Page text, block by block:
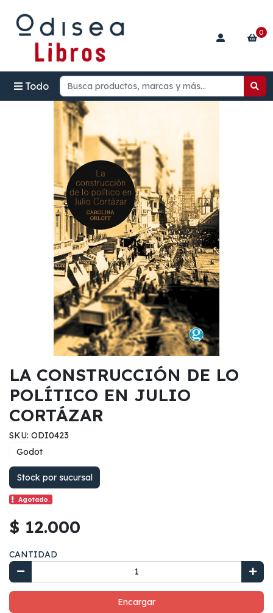
Todo
0
LA CONSTRUCCIÓN DE LO
POLÍTICO EN JULIO
CORTÁZAR
SKU: ODI0423
Godot
Stock por sucursal
Agotado.
$ 12.000
CANTIDAD
Encargar